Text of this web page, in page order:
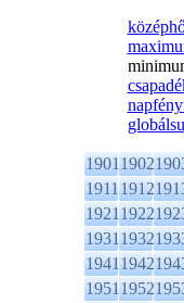
19011902
19111912
19211922
19311932
19411942
19511952